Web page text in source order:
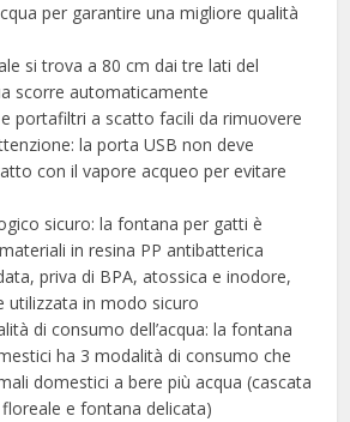
per garantire una migliore qualità
si trova a 80 cm dai tre lati del
scorre automaticamente
portafiltri a scatto facili da rimuovere
la porta USB non deve
con il vapore acqueo per evitare
sicuro: la fontana per gatti è
in resina PP antibatterica
priva di BPA, atossica e inodore,
utilizzata in modo sicuro
di consumo dell’acqua: la fontana
ha 3 modalità di consumo che
domestici a bere più acqua (cascata
e fontana delicata)